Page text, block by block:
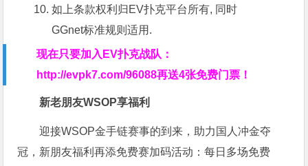
如上条款权利归EV扑克平台所有, 同时
GGnet标准规则适用.
现在只要加入EV扑克战队：
http://evpk7.com/96088再送4张免费门票！
新老朋友WSOP享福利
迎接WSOP金手链赛事的到来，助力国人冲金夺
冠，新朋友福利再添免费赛加码活动：每日多场免费